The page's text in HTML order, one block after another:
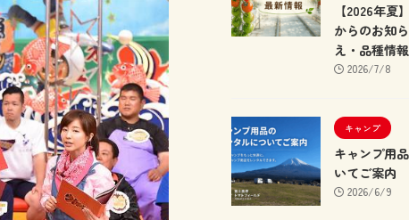
【2026年夏
からのお知
え・品種情
2026/7/8
キャンプ
キャンプ用
いてご案内
2026/6/9